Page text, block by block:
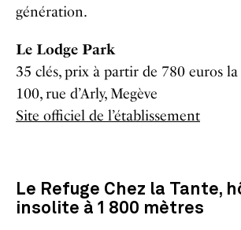
génération.
Le Lodge Park
35 clés, prix à partir de 780 euros
100, rue d’Arly, Megève
Site officiel de l’établissement
Le Refuge Chez la Tante,
insolite à 1 800 mètres